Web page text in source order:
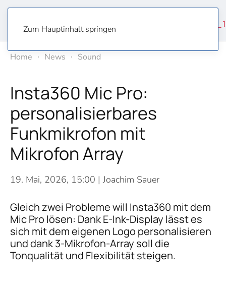
Zum Hauptinhalt springen
Home News Sound
Insta360 Mic Pro:
personalisierbares
Funkmikrofon mit
Mikrofon Array
19. Mai, 2026, 15:00 | Joachim Sauer
Gleich zwei Probleme will Insta360 mit dem
Mic Pro lösen: Dank E-Ink-Display lässt es
sich mit dem eigenen Logo personalisieren
und dank 3-Mikrofon-Array soll die
Tonqualität und Flexibilität steigen.